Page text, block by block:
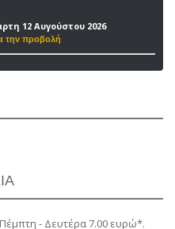
12 Αυγούστου 2026
Πέμπτη - Δευτέρα 7.00 ευρώ*.